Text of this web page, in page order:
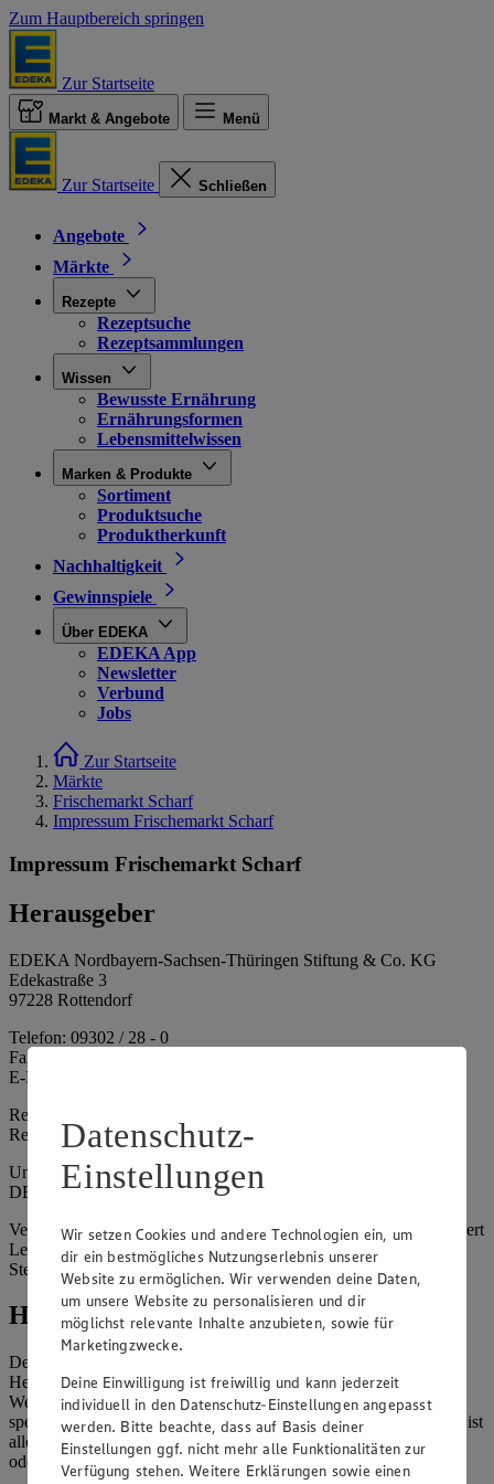
Zum Hauptbereich springen
Zur Startseite
Markt & Angebote Menü
Zur Startseite Schließen
Angebote
Märkte
Rezepte
Rezeptsuche
Rezeptsammlungen
Wissen
Bewusste Ernährung
Ernährungsformen
Lebensmittelwissen
Marken & Produkte
Sortiment
Produktsuche
Produktherkunft
Nachhaltigkeit
Gewinnspiele
Über EDEKA
EDEKA App
Newsletter
Verbund
Jobs
Zur Startseite
Märkte
Frischemarkt Scharf
Impressum Frischemarkt Scharf
Impressum Frischemarkt Scharf
Herausgeber
EDEKA Nordbayern-Sachsen-Thüringen Stiftung & Co. KG
Edekastraße 3
97228 Rottendorf
Telefon: 09302 / 28 - 0
Fax: 09302 / 28 - 214
E-Mail: info@edeka.de
Registergericht: Amtsgericht Würzburg
Registernummer: HRA 6164
Umsatzsteuer-Identifikationsnummer gem. § 27a UStG:
DE261968694
Vertretungsberechtigte: Sebastian Kohrmann (Geschäftsführer), Gert
Lehmann (Geschäftsführer), Christian Remy (Geschäftsführer),
Stefan Legat (Vorstandsvorsitzender)
Hinweise
Der Inhalt dieser Website ist urheberrechtlich geschützt. Der
Herausgeber gewährt Ihnen jedoch das Recht, den auf dieser
Website bereitgestellten Text ganz oder ausschnittsweise zu
speichern und zu vervielfältigen. Aus Gründen des Urheberrechts ist
allerdings die Speicherung und Vervielfältigung von Bildmaterial
oder Grafiken aus dieser Website nicht gestattet.
Datenschutz-
Einstellungen
Wir setzen Cookies und andere Technologien ein, um
dir ein bestmögliches Nutzungserlebnis unserer
Website zu ermöglichen. Wir verwenden deine Daten,
um unsere Website zu personalisieren und dir
möglichst relevante Inhalte anzubieten, sowie für
Marketingzwecke.
Deine Einwilligung ist freiwillig und kann jederzeit
individuell in den Datenschutz-Einstellungen angepasst
werden. Bitte beachte, dass auf Basis deiner
Einstellungen ggf. nicht mehr alle Funktionalitäten zur
Verfügung stehen. Weitere Erklärungen sowie einen